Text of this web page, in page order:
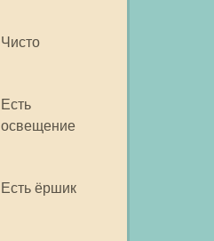
Чисто
Есть
освещение
Есть ёршик